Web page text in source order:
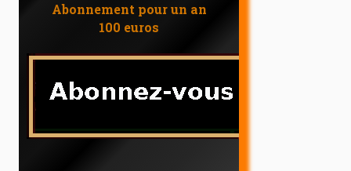
Abonnement pour un an
100 euros